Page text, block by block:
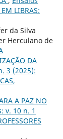
LIBRAS:
da Silva
Herculano de
DA
3 (2025):
A PAZ NO
v. 10 n. 1